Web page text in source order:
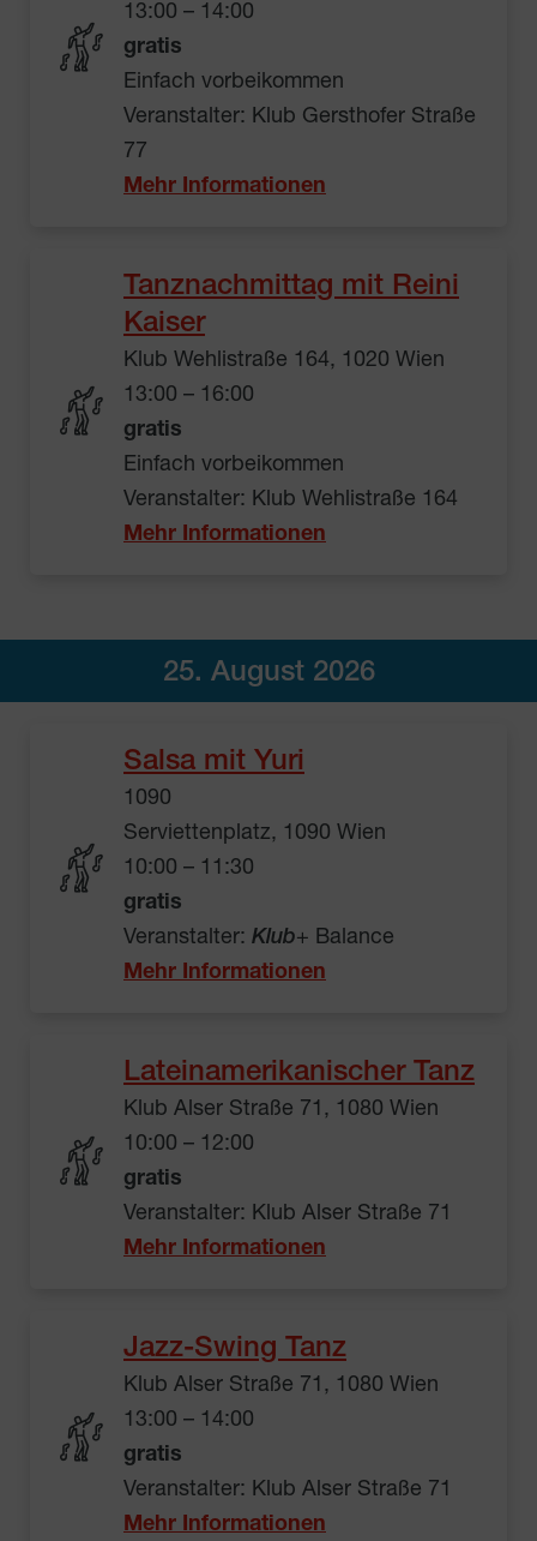
13:00 – 14:00
gratis
Einfach vorbeikommen
Veranstalter: Klub Gersthofer Straße
77
Mehr Informationen
Tanznachmittag mit Reini
Kaiser
Klub Wehlistraße 164, 1020 Wien
13:00 – 16:00
gratis
Einfach vorbeikommen
Veranstalter: Klub Wehlistraße 164
Mehr Informationen
25. August 2026
Salsa mit Yuri
1090
Serviettenplatz, 1090 Wien
10:00 – 11:30
gratis
Veranstalter: Klub+ Balance
Mehr Informationen
Lateinamerikanischer Tanz
Klub Alser Straße 71, 1080 Wien
10:00 – 12:00
gratis
Veranstalter: Klub Alser Straße 71
Mehr Informationen
Jazz-Swing Tanz
Klub Alser Straße 71, 1080 Wien
13:00 – 14:00
gratis
Veranstalter: Klub Alser Straße 71
Mehr Informationen